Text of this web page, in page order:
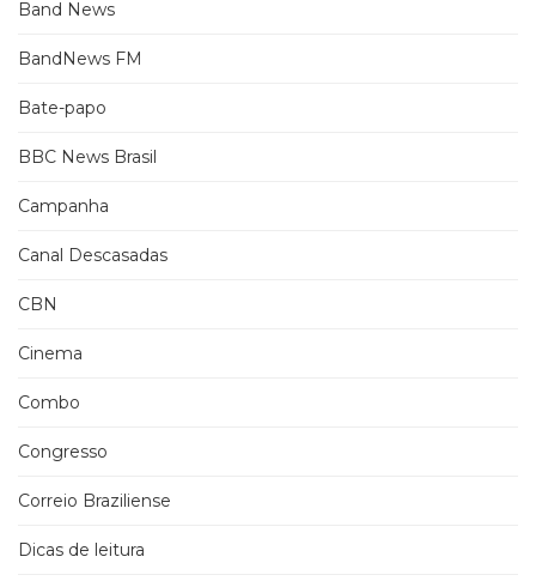
Band News
BandNews FM
Bate-papo
BBC News Brasil
Campanha
Canal Descasadas
CBN
Cinema
Combo
Congresso
Correio Braziliense
Dicas de leitura